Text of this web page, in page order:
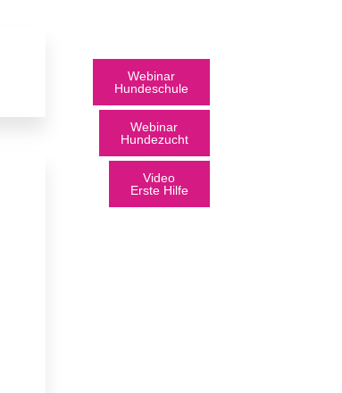
Webinar
Hundeschule
Webinar
Hundezucht
Video
Erste Hilfe